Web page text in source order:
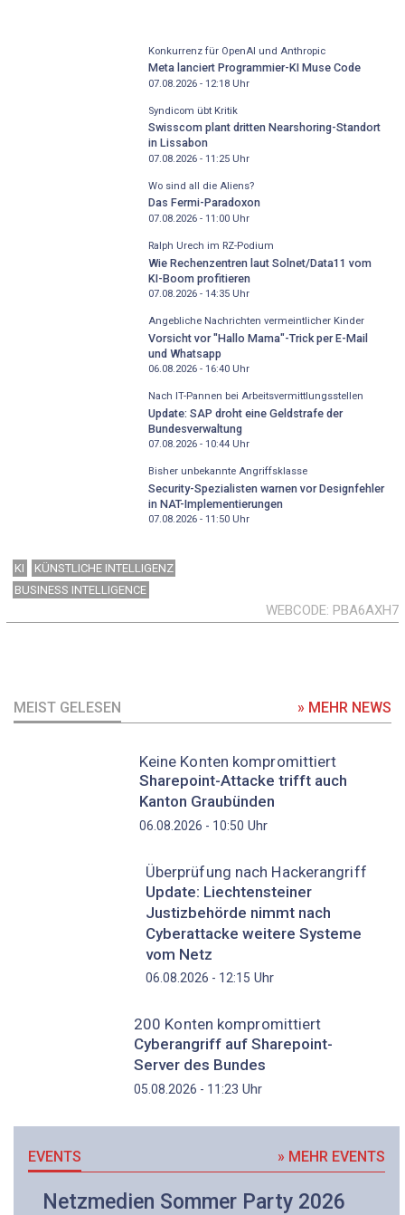
Konkurrenz für OpenAI und Anthropic
Meta lanciert Programmier-KI Muse Code
07.08.2026 - 12:18Uhr
Syndicom übt Kritik
Swisscom plant dritten Nearshoring-Standort
in Lissabon
07.08.2026 - 11:25Uhr
Wo sind all die Aliens?
Das Fermi-Paradoxon
07.08.2026 - 11:00Uhr
Ralph Urech im RZ-Podium
Wie Rechenzentren laut Solnet/Data11 vom
KI-Boom profitieren
07.08.2026 - 14:35Uhr
Angebliche Nachrichten vermeintlicher Kinder
Vorsicht vor "Hallo Mama"-Trick per E-Mail
und Whatsapp
06.08.2026 - 16:40Uhr
Nach IT-Pannen bei Arbeitsvermittlungsstellen
Update: SAP droht eine Geldstrafe der
Bundesverwaltung
07.08.2026 - 10:44Uhr
Bisher unbekannte Angriffsklasse
Security-Spezialisten warnen vor Designfehler
in NAT-Implementierungen
07.08.2026 - 11:50Uhr
KI
KÜNSTLICHE INTELLIGENZ
BUSINESS INTELLIGENCE
WEBCODE PBA6AXH7
MEIST GELESEN » MEHR NEWS
Keine Konten kompromittiert
Sharepoint-Attacke trifft auch
Kanton Graubünden
06.08.2026 - 10:50 Uhr
Überprüfung nach Hackerangriff
Update: Liechtensteiner
Justizbehörde nimmt nach
Cyberattacke weitere Systeme
vom Netz
06.08.2026 - 12:15 Uhr
200 Konten kompromittiert
Cyberangriff auf Sharepoint-
Server des Bundes
05.08.2026 - 11:23 Uhr
EVENTS » MEHR EVENTS
Netzmedien Sommer Party 2026